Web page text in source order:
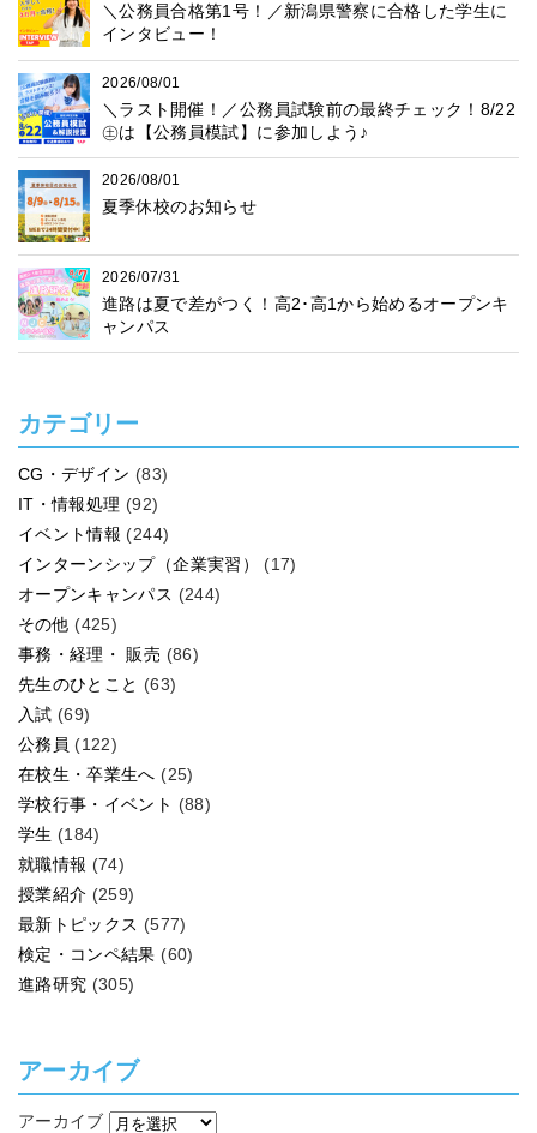
＼公務員合格第1号！／新潟県警察に合格した学生に
インタビュー！
2026/08/01
＼ラスト開催！／公務員試験前の最終チェック！8/22
㊏は【公務員模試】に参加しよう♪
2026/08/01
夏季休校のお知らせ
2026/07/31
進路は夏で差がつく！高2･高1から始めるオープンキ
ャンパス
カテゴリー
CG・デザイン (83)
IT・情報処理 (92)
イベント情報 (244)
インターンシップ（企業実習）
(17)
オープンキャンパス (244)
その他 (425)
事務・経理・ 販売 (86)
先生のひとこと (63)
入試 (69)
公務員 (122)
在校生・卒業生へ (25)
学校行事・イベント (88)
学生 (184)
就職情報 (74)
授業紹介 (259)
最新トピックス (577)
検定・コンペ結果 (60)
進路研究 (305)
アーカイブ
アーカイブ